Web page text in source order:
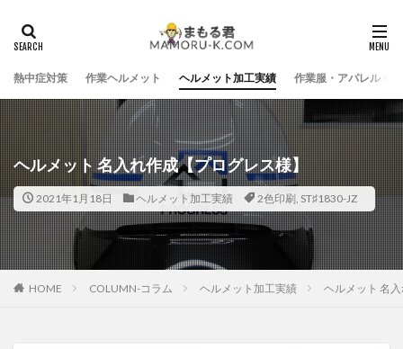
熱中症対策 作業ヘルメット ヘルメット加工実績 作業服・アパレル
ヘルメット 名入れ作成【プログレス様】
2021年1月18日 ヘルメット加工実績 2色印刷, ST♯1830-JZ
HOME COLUMN-コラム ヘルメット加工実績 ヘルメット 名